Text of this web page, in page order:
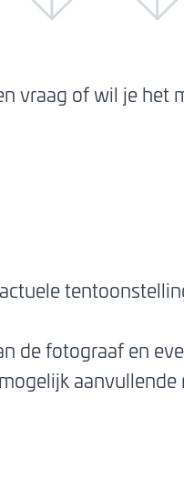
vraag of wil je het
de fotograaf en
aanvullende